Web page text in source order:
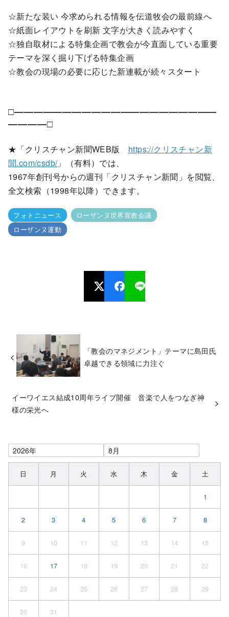
☆新たな装い 今求められる情報を伝道牧会の最前線へ
☆紙面レイアウトを刷新 文字が大きく読みやすく
☆独自取材による特集企画で教会が今直面している重要
テーマを深く掘り下げる特集企画
☆教会の現場の必要に応じた新連載が続々スタート
□―――――――――――――――――――――
――――□
★「クリスチャン新聞WEB版 https://クリスチャン新
聞.com/csdb/」（有料）では、
1967年創刊号からの週刊「クリスチャン新聞」を閲覧、
全文検索（1998年以降）できます。
フォトニュース
ローザンヌ世界宣教会議
ローザンヌ運動
「教会のマネジメント」テーマに島田氏
卓越できる領域に力注ぐ
イーワイエス結成10周年ライブ開催 音楽で人をつなぎ神
様の栄光へ
日 月 火 水 木 金 土
1
2 3 4 5 6 7 8
9 10 11 12 13 14 15
16 17 18 19 20 21 22
23 24 25 26 27 28 29
30 31